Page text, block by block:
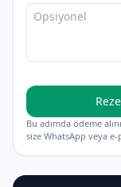
Bu adımda ödeme
size WhatsApp veya